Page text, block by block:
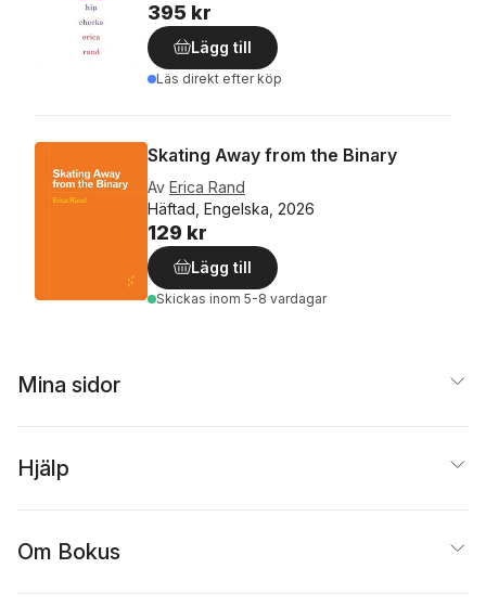
395 kr
Lägg till
Läs direkt efter köp
Skating Away from the Binary
Av Erica Rand
Häftad, Engelska, 2026
129 kr
Lägg till
Skickas inom 5-8 vardagar
Mina sidor
Hjälp
Om Bokus